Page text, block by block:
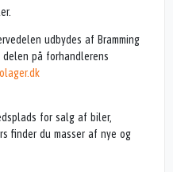
udbydes af Bramming
delen på forhandlerens
for salg af biler,
finder du masser af nye og